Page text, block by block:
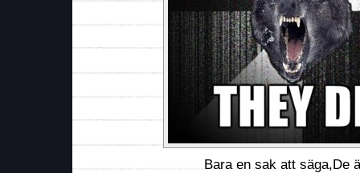
Bara en sak att säga,De